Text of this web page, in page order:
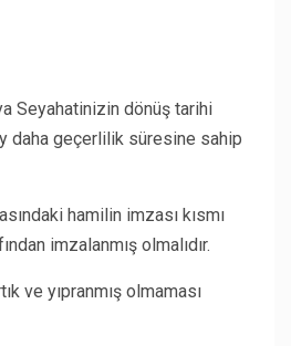
Seyahatinizin dönüş tarihi
daha geçerlilik süresine sahip
hamilin imzası kısmı
imzalanmış olmalıdır.
ve yıpranmış olmaması